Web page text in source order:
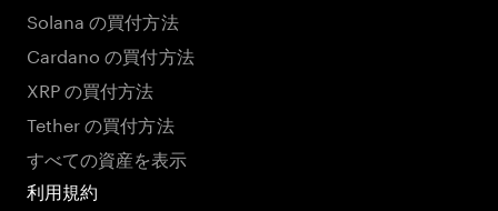
Solana の買付方法
Cardano の買付方法
XRP の買付方法
Tether の買付方法
すべての資産を表示
利用規約